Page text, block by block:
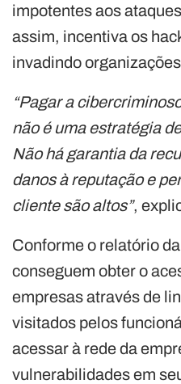
impotentes aos
assim, incentiva os
invadindo
“Pagar a
não é uma estratégia
Não há garantia da
danos à reputação e
cliente são altos”,
Conforme o relatório
conseguem obter o
empresas através de
visitados pelos
acessar à rede da
vulnerabilidades em